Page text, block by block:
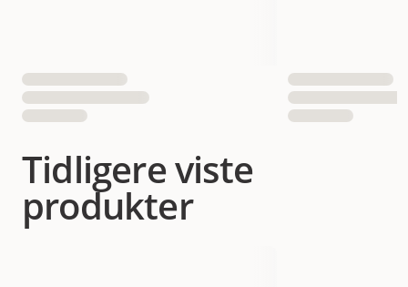
Tidligere viste
produkter